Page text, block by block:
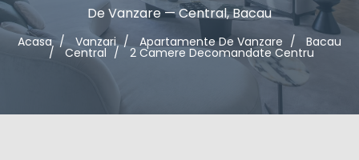
De Vanzare — Central, Bacau
Acasa Vanzari Apartamente De Vanzare Bacau
Central 2 Camere Decomandate Centru